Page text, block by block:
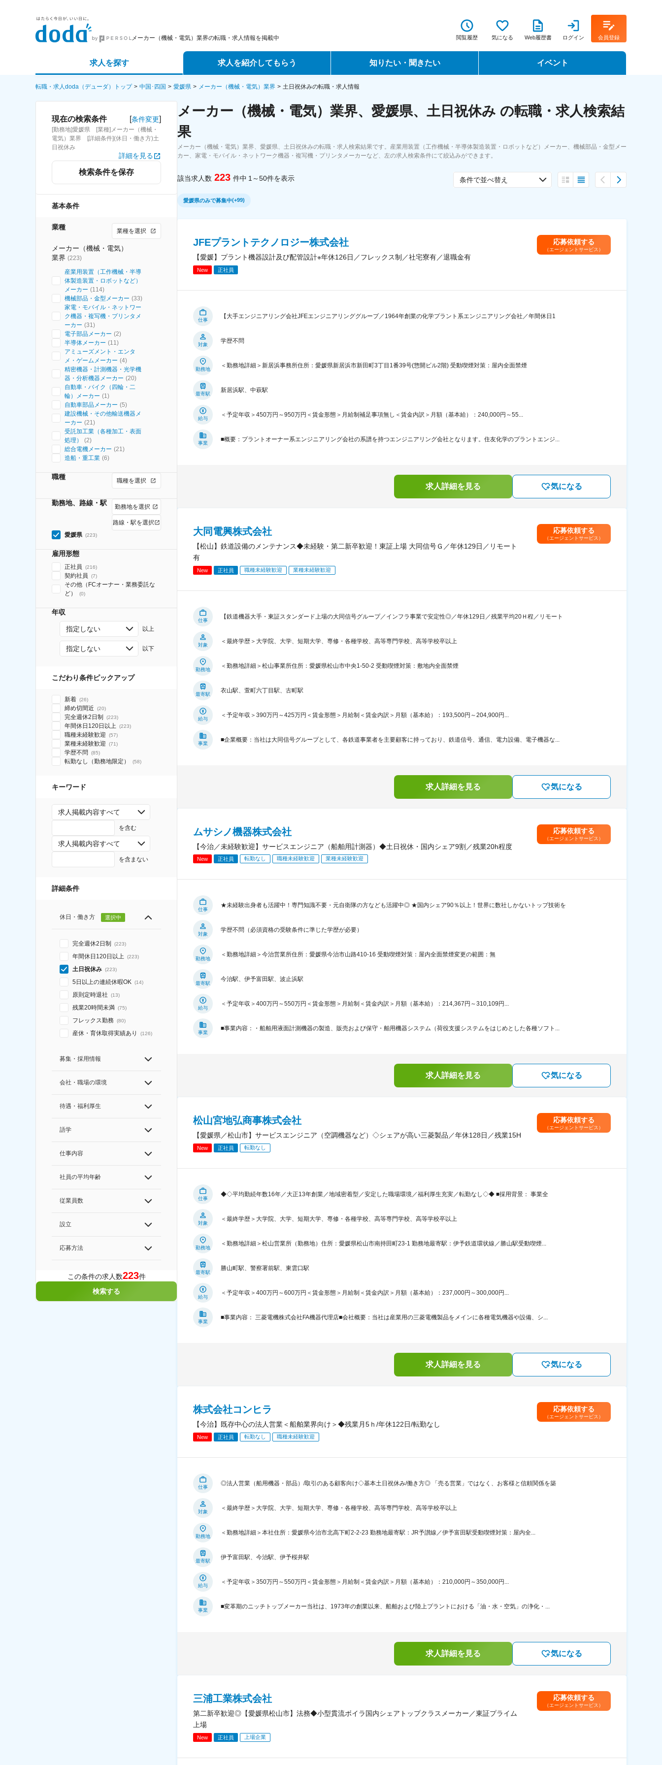
メーカー（機械・電気）業界の転職・求人情報を掲載中 閲覧履歴 気になる Web履歴書 ログイン 会員登録
求人を探す
詳細条件から探す
求人特集から探す
求人を紹介してもらう
エージェントサービス
スカウトサービス
知りたい・聞きたい
転職ノウハウ
データで見る転職
転職Q&A
イベント
転職フェア
転職・求人doda（デューダ）トップ 中国･四国 愛媛県 メーカー（機械・電気）業界 土日祝休みの転職・求人情報
現在の検索条件 [条件変更]
[勤務地]愛媛県 [業種]メーカー（機械・
電気）業界 [詳細条件](休日・働き方)土
日祝休み
詳細を見る
検索条件を保存
基本条件
業種 業種を選択
メーカー（機械・電気）
業界 (223)
産業用装置（工作機械・半導
体製造装置・ロボットなど）
メーカー (114)
機械部品・金型メーカー (33)
家電・モバイル・ネットワー
ク機器・複写機・プリンタメ
ーカー (31)
電子部品メーカー (2)
半導体メーカー (11)
アミューズメント・エンタ
メ・ゲームメーカー (4)
精密機器・計測機器・光学機
器・分析機器メーカー (20)
自動車・バイク（四輪・二
輪）メーカー (1)
自動車部品メーカー (5)
建設機械・その他輸送機器メ
ーカー (21)
受託加工業（各種加工・表面
処理）
(2)
総合電機メーカー (21)
造船・重工業 (6)
職種 職種を選択
勤務地、路線・駅 勤務地を選択
路線・駅を選択
愛媛県 (223)
雇用形態
正社員 (216)
契約社員 (7)
その他（FCオーナー・業務委託な
ど）
(0)
年収
指定しない 以上
指定しない 以下
こだわり条件ピックアップ
新着 (26)
締め切間近 (20)
完全週休2日制 (223)
年間休日120日以上 (223)
職種未経験歓迎 (57)
業種未経験歓迎 (71)
学歴不問 (85)
転勤なし（勤務地限定） (58)
キーワード
求人掲載内容すべて
を含む
求人掲載内容すべて
を含まない
詳細条件
休日・働き方 選択中
完全週休2日制 (223)
年間休日120日以上 (223)
土日祝休み (223)
5日以上の連続休暇OK (14)
原則定時退社 (13)
残業20時間未満 (75)
フレックス勤務 (80)
産休・育休取得実績あり (126)
募集・採用情報
会社・職場の環境
待遇・福利厚生
語学
仕事内容
社員の平均年齢
従業員数
設立
応募方法
この条件の求人数223件
検索する
メーカー（機械・電気）業界、愛媛県、土日祝休み の転職・求人検索結
果
メーカー（機械・電気）業界、愛媛県、土日祝休みの転職・求人検索結果です。産業用装置（工作機械・半導体製造装置・ロボットなど）メーカー、機械部品・金型メー
カー、家電・モバイル・ネットワーク機器・複写機・プリンタメーカーなど、左の求人検索条件にて絞込みができます。
該当求人数 223 件中 1～50件を表示 条件で並べ替え
愛媛県のみで募集中(+99)
JFEプラントテクノロジー株式会社
【愛媛】プラント機器設計及び配管設計※年休126日／フレックス制／社宅寮有／退職金有
New 正社員
応募依頼する
（エージェントサービス）
仕事
【大手エンジニアリング会社JFEエンジニアリンググループ／1964年創業の化学プラント系エンジニアリング会社／年間休日1
対象
学歴不問
勤務地
＜勤務地詳細＞新居浜事務所住所：愛媛県新居浜市新田町3丁目1番39号(惣開ビル2階) 受動喫煙対策：屋内全面禁煙
最寄駅
新居浜駅、中萩駅
給与
＜予定年収＞450万円～950万円＜賃金形態＞月給制補足事項無し＜賃金内訳＞月額（基本給）：240,000円～55...
事業
■概要：プラントオーナー系エンジニアリング会社の系譜を持つエンジニアリング会社となります。住友化学のプラントエンジ...
求人詳細を見る 気になる
大同電興株式会社
【松山】鉄道設備のメンテナンス◆未経験・第二新卒歓迎！東証上場 大同信号Ｇ／年休129日／リモート
有
New 正社員 職種未経験歓迎 業種未経験歓迎
応募依頼する
（エージェントサービス）
仕事
【鉄道機器大手・東証スタンダード上場の大同信号グループ／インフラ事業で安定性◎／年休129日／残業平均20Ｈ程／リモート
対象
＜最終学歴＞大学院、大学、短期大学、専修・各種学校、高等専門学校、高等学校卒以上
勤務地
＜勤務地詳細＞松山事業所住所：愛媛県松山市中央1-50-2 受動喫煙対策：敷地内全面禁煙
最寄駅
衣山駅、萱町六丁目駅、古町駅
給与
＜予定年収＞390万円～425万円＜賃金形態＞月給制＜賃金内訳＞月額（基本給）：193,500円～204,900円...
事業
■企業概要：当社は大同信号グループとして、各鉄道事業者を主要顧客に持っており、鉄道信号、通信、電力設備、電子機器な...
求人詳細を見る 気になる
ムサシノ機器株式会社
【今治／未経験歓迎】サービスエンジニア（船舶用計測器）◆土日祝休・国内シェア9割／残業20h程度
New 正社員 転勤なし 職種未経験歓迎 業種未経験歓迎
応募依頼する
（エージェントサービス）
仕事
★未経験出身者も活躍中！専門知識不要・元自衛隊の方なども活躍中◎ ★国内シェア90％以上！世界に数社しかないトップ技術を
対象
学歴不問（必須資格の受験条件に準じた学歴が必要）
勤務地
＜勤務地詳細＞今治営業所住所：愛媛県今治市山路410-16 受動喫煙対策：屋内全面禁煙変更の範囲：無
最寄駅
今治駅、伊予富田駅、波止浜駅
給与
＜予定年収＞400万円～550万円＜賃金形態＞月給制＜賃金内訳＞月額（基本給）：214,367円～310,109円...
事業
■事業内容：・船舶用液面計測機器の製造、販売および保守・舶用機器システム（荷役支援システムをはじめとした各種ソフト...
求人詳細を見る 気になる
松山宮地弘商事株式会社
【愛媛県／松山市】サービスエンジニア（空調機器など）◇シェアが高い三菱製品／年休128日／残業15H
New 正社員 転勤なし
応募依頼する
（エージェントサービス）
仕事
◆◇平均勤続年数16年／大正13年創業／地域密着型／安定した職場環境／福利厚生充実／転勤なし◇◆ ■採用背景： 事業全
対象
＜最終学歴＞大学院、大学、短期大学、専修・各種学校、高等専門学校、高等学校卒以上
勤務地
＜勤務地詳細＞松山営業所（勤務地）住所：愛媛県松山市南持田町23-1 勤務地最寄駅：伊予鉄道環状線／勝山駅受動喫煙...
最寄駅
勝山町駅、警察署前駅、東雲口駅
給与
＜予定年収＞400万円～600万円＜賃金形態＞月給制＜賃金内訳＞月額（基本給）：237,000円～300,000円...
事業
■事業内容： 三菱電機株式会社FA機器代理店■会社概要：当社は産業用の三菱電機製品をメインに各種電気機器や設備、シ...
求人詳細を見る 気になる
株式会社コンヒラ
【今治】既存中心の法人営業＜船舶業界向け＞◆残業月5ｈ/年休122日/転勤なし
New 正社員 転勤なし 職種未経験歓迎
応募依頼する
（エージェントサービス）
仕事
◎法人営業（船用機器・部品）/取引のある顧客向け◇基本土日祝休み/働き方◎ 「売る営業」ではなく、お客様と信頼関係を築
対象
＜最終学歴＞大学院、大学、短期大学、専修・各種学校、高等専門学校、高等学校卒以上
勤務地
＜勤務地詳細＞本社住所：愛媛県今治市北高下町2-2-23 勤務地最寄駅：JR予讃線／伊予富田駅受動喫煙対策：屋内全...
最寄駅
伊予富田駅、今治駅、伊予桜井駅
給与
＜予定年収＞350万円～550万円＜賃金形態＞月給制＜賃金内訳＞月額（基本給）：210,000円～350,000円...
事業
■変革期のニッチトップメーカー当社は、1973年の創業以来、船舶および陸上プラントにおける「油・水・空気」の浄化・...
求人詳細を見る 気になる
三浦工業株式会社
第二新卒歓迎◎【愛媛県松山市】法務◆小型貫流ボイラ国内シェアトップクラスメーカー／東証プライム
上場
New 正社員 上場企業
応募依頼する
（エージェントサービス）